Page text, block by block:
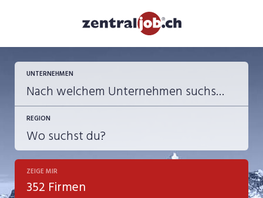
UNTERNEHMEN
REGION
ZEIGE MIR
352 Firmen